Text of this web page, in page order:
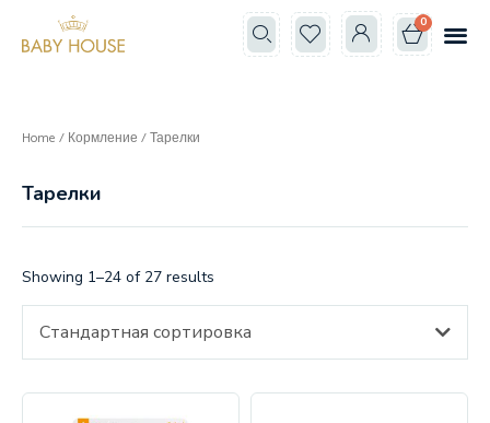
0
Home / Кормление / Тарелки
Тарелки
Showing 1–24 of 27 results
Стандартная сортировка